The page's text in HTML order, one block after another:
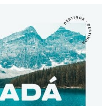
Mediterráneo
Términos y